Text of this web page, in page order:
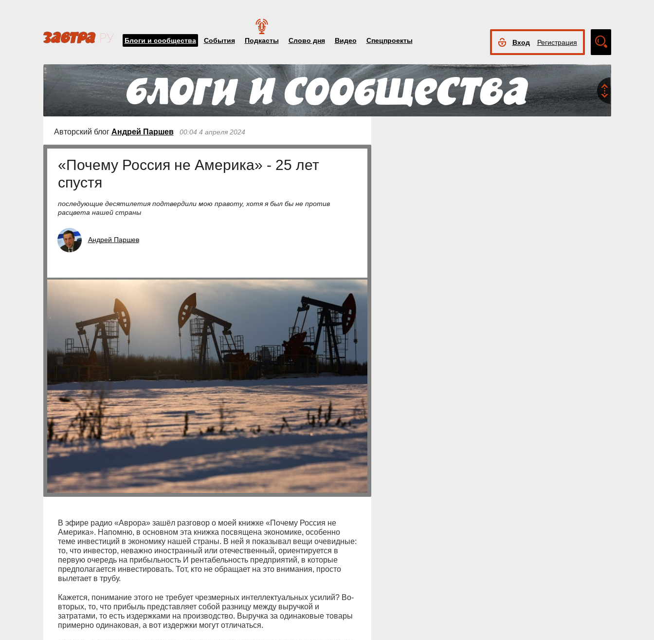
Блоги и сообщества События Подкасты Слово дня Видео Спецпроекты Вход Регистрация
поиск
Авторский блог Андрей Паршев 00:04 4 апреля 2024
«Почему Россия не Америка» - 25 лет
спустя
последующие десятилетия подтвердили мою правоту, хотя я был бы не против
расцвета нашей страны
Андрей Паршев
В эфире радио «Аврора» зашёл разговор о моей книжке «Почему Россия не
Америка». Напомню, в основном эта книжка посвящена экономике, особенно
теме инвестиций в экономику нашей страны. В ней я показывал вещи очевидные:
то, что инвестор, неважно иностранный или отечественный, ориентируется в
первую очередь на прибыльность И рентабельность предприятий, в которые
предполагается инвестировать. Тот, кто не обращает на это внимания, просто
вылетает в трубу.
Кажется, понимание этого не требует чрезмерных интеллектуальных усилий? Во-
вторых, то, что прибыль представляет собой разницу между выручкой и
затратами, то есть издержками на производство. Выручка за одинаковые товары
примерно одинаковая, а вот издержки могут отличаться.